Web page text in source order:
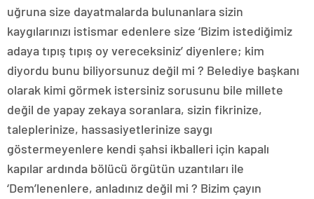
uğruna size dayatmalarda bulunanlara sizin
kaygılarınızı istismar edenlere size ‘Bizim istediğimiz
adaya tıpış tıpış oy vereceksiniz’ diyenlere; kim
diyordu bunu biliyorsunuz değil mi ? Belediye başkanı
olarak kimi görmek istersiniz sorusunu bile millete
değil de yapay zekaya soranlara, sizin fikrinize,
taleplerinize, hassasiyetlerinize saygı
göstermeyenlere kendi şahsi ikballeri için kapalı
kapılar ardında bölücü örgütün uzantıları ile
‘Dem’lenenlere, anladınız değil mi ? Bizim çayın